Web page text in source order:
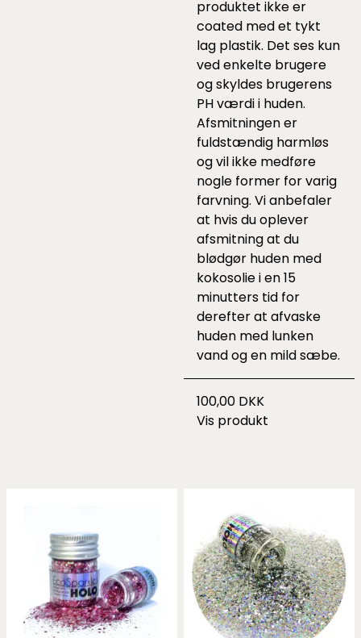
produktet ikke er
coated med et tykt
lag plastik. Det ses kun
ved enkelte brugere
og skyldes brugerens
PH værdi i huden.
Afsmitningen er
fuldstændig harmløs
og vil ikke medføre
nogle former for varig
farvning. Vi anbefaler
at hvis du oplever
afsmitning at du
blødgør huden med
kokosolie i en 15
minutters tid for
derefter at afvaske
huden med lunken
vand og en mild sæbe.
100,00 DKK
Vis produkt